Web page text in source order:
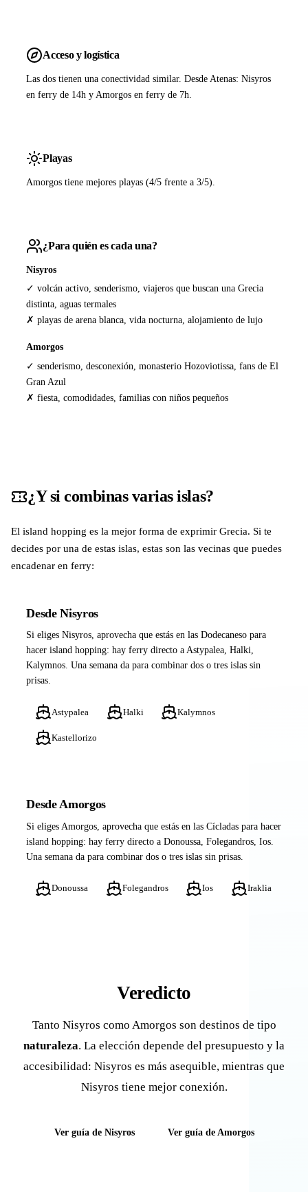
Acceso y logística
Las dos tienen una conectividad similar. Desde Atenas: Nisyros
en ferry de 14h y Amorgos en ferry de 7h.
Playas
Amorgos tiene mejores playas (4/5 frente a 3/5).
¿Para quién es cada una?
Nisyros
✓ volcán activo, senderismo, viajeros que buscan una Grecia
distinta, aguas termales
✗ playas de arena blanca, vida nocturna, alojamiento de lujo
Amorgos
✓ senderismo, desconexión, monasterio Hozoviotissa, fans de El
Gran Azul
✗ fiesta, comodidades, familias con niños pequeños
¿Y si combinas varias islas?
El island hopping es la mejor forma de exprimir Grecia. Si te
decides por una de estas islas, estas son las vecinas que puedes
encadenar en ferry:
Desde Nisyros
Si eliges Nisyros, aprovecha que estás en las Dodecaneso para
hacer island hopping: hay ferry directo a Astypalea, Halki,
Kalymnos. Una semana da para combinar dos o tres islas sin
prisas.
Astypalea Halki Kalymnos
Kastellorizo
Desde Amorgos
Si eliges Amorgos, aprovecha que estás en las Cícladas para hacer
island hopping: hay ferry directo a Donoussa, Folegandros, Ios.
Una semana da para combinar dos o tres islas sin prisas.
Donoussa Folegandros Ios Iraklia
Veredicto
Tanto Nisyros como Amorgos son destinos de tipo
naturaleza. La elección depende del presupuesto y la
accesibilidad: Nisyros es más asequible, mientras que
Nisyros tiene mejor conexión.
Ver guía de Nisyros Ver guía de Amorgos